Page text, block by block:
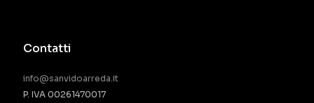
Contatti
info@sanvidoarreda.it
P. IVA 00261470017